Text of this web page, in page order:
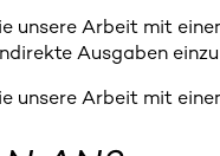
unsere Arbeit mit
Ausgaben
unsere Arbeit mit